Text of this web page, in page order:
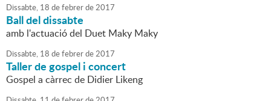
Dissabte, 18 defebrerde2017
Ball del dissabte
amb l'actuació del Duet Maky Maky
Dissabte, 18 defebrerde2017
Taller de gospel i concert
Gospel a càrrec de Didier Likeng